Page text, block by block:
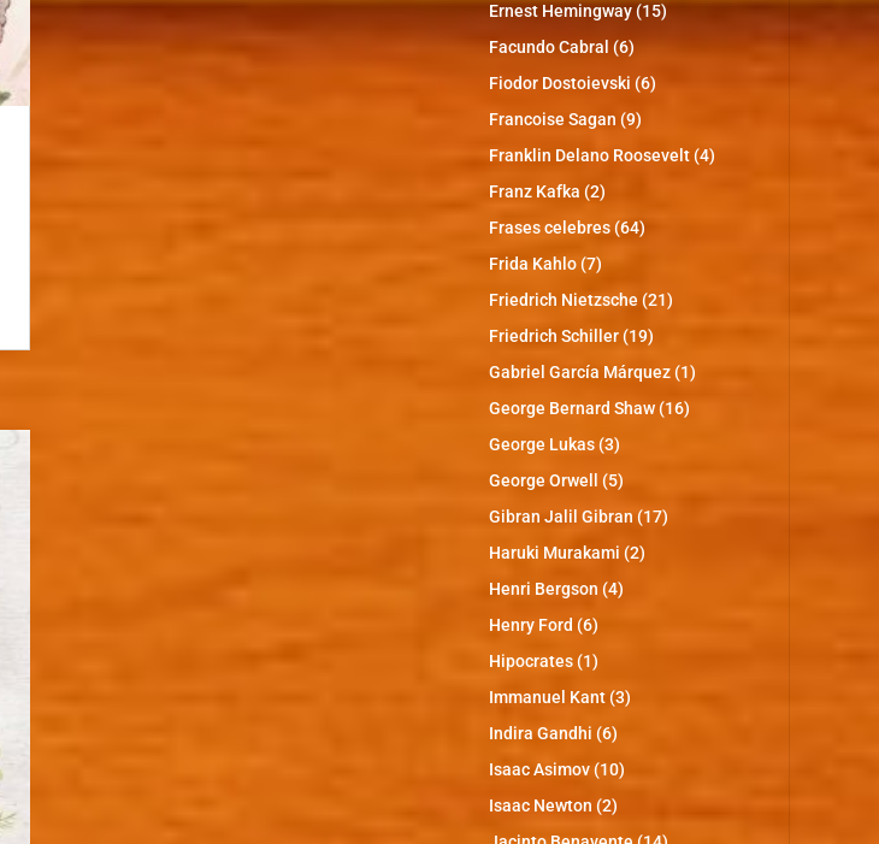
Ernest Hemingway(15)
Facundo Cabral (6)
Fiodor Dostoievski (6)
Francoise Sagan (9)
Franklin Delano Roosevelt(4)
Franz Kafka (2)
Frases celebres(64)
Frida Kahlo(7)
Friedrich Nietzsche (21)
Friedrich Schiller(19)
Gabriel García Márquez(1)
George Bernard Shaw(16)
George Lukas(3)
George Orwell
(5)
Gibran Jalil Gibran (17)
Haruki Murakami (2)
Henri Bergson (4)
Henry Ford (6)
Hipocrates(1)
Immanuel Kant (3)
Indira Gandhi (6)
Isaac Asimov(10)
Isaac Newton (2)